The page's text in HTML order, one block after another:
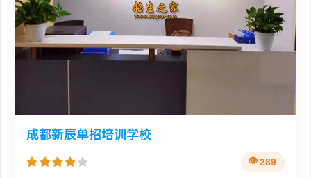
成都新辰单招培训学校
289